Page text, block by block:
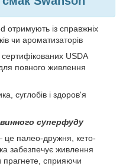
із справжніх
чи ароматизаторів
USDA
для повного живлення
суглобів і здоров'я
суперфуду
палео-дружня, кето-
забезпечує живлення
прагнете, сприяючи